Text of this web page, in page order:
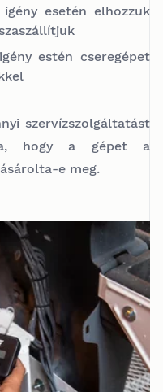
esetén elhozzuk
estén cseregépet
szervízszolgáltatást
hogy a gépet a
e meg.